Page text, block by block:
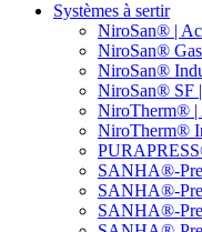
Systèmes à sertir
NiroSan® |
NiroSan®
NiroSan®
NiroSan® SF
NiroTherm® |
NiroTherm®
SANHA®-
SANHA®-
SANHA®-